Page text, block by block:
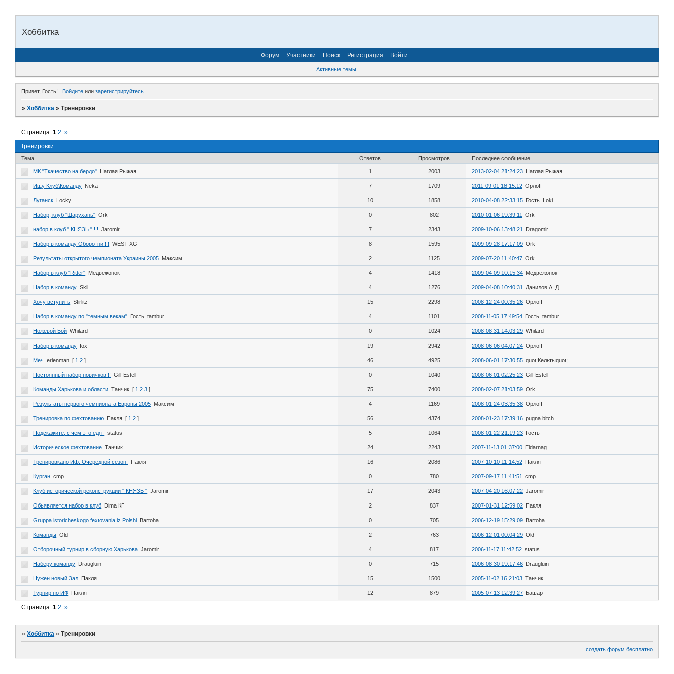
Хоббитка
Форум Участники Поиск Регистрация Войти
Активные темы
Привет, Гость! Войдитеили зарегистрируйтесь.
»Хоббитка »Тренировки
Тренировки
Страница:1 2 »
Тема Ответов Просмотров Последнее сообщение
МК "Ткачество на бердо" Наглая Рыжая 1 2003 2013-02-04 21:24:23 Наглая Рыжая
Ищу Клуб\Команду Neka 7 1709 2011-09-01 18:15:12 Орлоff
Луганск Locky 10 1858 2010-04-08 22:33:15 Гость_Loki
Набор, клуб "Шарухань" Ork 0 802 2010-01-06 19:39:11 Ork
набор в клуб " КНЯЗЬ " !!! Jaromir 7 2343 2009-10-06 13:48:21 Dragomir
Набор в команду Оборотни!!!! WEST-XG 8 1595 2009-09-28 17:17:09 Ork
Результаты открытого чемпионата Украины 2005 Максим 2 1125 2009-07-20 11:40:47 Ork
Набор в клуб "Ritter" Медвежонок 4 1418 2009-04-09 10:15:34 Медвежонок
Набор в команду Skil 4 1276 2009-04-08 10:40:31 Данилов А. Д.
Хочу вступить Stirlitz 15 2298 2008-12-24 00:35:26 Орлоff
Набор в команду по "темным векам" Гость_tambur 4 1101 2008-11-05 17:49:54 Гость_tambur
Ножевой Бой Whilard 0 1024 2008-08-31 14:03:29 Whilard
Набор в команду fox 19 2942 2008-06-06 04:07:24 Орлоff
Меч erienman [ 1 2 ] 46 4925 2008-06-01 17:30:55 quot;Кельтыquot;
Постоянный набор новичков!!! Gill-Estell 0 1040 2008-06-01 02:25:23 Gill-Estell
Команды Харькова и области Танчик [ 1 2 3 ] 75 7400 2008-02-07 21:03:59 Ork
Результаты первого чемпионата Европы 2005 Максим 4 1169 2008-01-24 03:35:38 Орлоff
Тренировка по фехтованию Пакля [ 1 2 ] 56 4374 2008-01-23 17:39:16 pugna bitch
Подскажите, с чем это едят status 5 1064 2008-01-22 21:19:23 Гость
Историческое фехтование Танчик 24 2243 2007-11-13 01:37:00 Eldarnag
Тренировкапо Иф. Очередной сезон. Пакля 16 2086 2007-10-10 11:14:52 Пакля
Курган cmp 0 780 2007-09-17 11:41:51 cmp
Клуб исторической реконструкции " КНЯЗЬ " Jaromir 17 2043 2007-04-20 16:07:22 Jaromir
Обьявляется набор в клуб Dima КГ 2 837 2007-01-31 12:59:02 Пакля
Gruppa istoricheskogo fextovania iz Polshi Bartoha 0 705 2006-12-19 15:29:09 Bartoha
Команды Old 2 763 2006-12-01 00:04:29 Old
Отборочный турнир в сборную Харькова Jaromir 4 817 2006-11-17 11:42:52 status
Наберу команду Draugluin 0 715 2006-08-30 19:17:46 Draugluin
Нужен новый Зал Пакля 15 1500 2005-11-02 16:21:03 Танчик
Турнир по ИФ Пакля 12 879 2005-07-13 12:39:27 Башар
Страница:1 2 »
»Хоббитка »Тренировки
создать форум бесплатно